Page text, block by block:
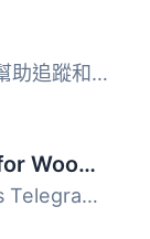
總結：Snappbox 是一個可幫助追蹤和顯示交貨狀態在 WordPress...
Notifications Telegram for WooCommerce
### 總結 透過 Notifications Telegram for WooCommerce，您...